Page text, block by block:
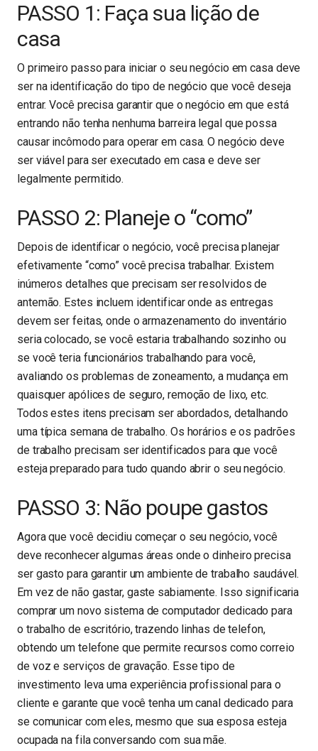
PASSO 1: Faça sua lição de
casa
O primeiro passo para iniciar o seu negócio em casa deve
ser na identificação do tipo de negócio que você deseja
entrar. Você precisa garantir que o negócio em que está
entrando não tenha nenhuma barreira legal que possa
causar incômodo para operar em casa. O negócio deve
ser viável para ser executado em casa e deve ser
legalmente permitido.
PASSO 2: Planeje o “como”
Depois de identificar o negócio, você precisa planejar
efetivamente “como” você precisa trabalhar. Existem
inúmeros detalhes que precisam ser resolvidos de
antemão. Estes incluem identificar onde as entregas
devem ser feitas, onde o armazenamento do inventário
seria colocado, se você estaria trabalhando sozinho ou
se você teria funcionários trabalhando para você,
avaliando os problemas de zoneamento, a mudança em
quaisquer apólices de seguro, remoção de lixo, etc.
Todos estes itens precisam ser abordados, detalhando
uma típica semana de trabalho. Os horários e os padrões
de trabalho precisam ser identificados para que você
esteja preparado para tudo quando abrir o seu negócio.
PASSO 3: Não poupe gastos
Agora que você decidiu começar o seu negócio, você
deve reconhecer algumas áreas onde o dinheiro precisa
ser gasto para garantir um ambiente de trabalho saudável.
Em vez de não gastar, gaste sabiamente. Isso significaria
comprar um novo sistema de computador dedicado para
o trabalho de escritório, trazendo linhas de telefon,
obtendo um telefone que permite recursos como correio
de voz e serviços de gravação. Esse tipo de
investimento leva uma experiência profissional para o
cliente e garante que você tenha um canal dedicado para
se comunicar com eles, mesmo que sua esposa esteja
ocupada na fila conversando com sua mãe.